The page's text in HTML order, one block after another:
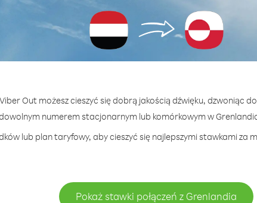
Out możesz cieszyć się dobrą jakością dźwięku, dzwoniąc
dowolnym numerem stacjonarnym lub komórkowym w
lub plan taryfowy, aby cieszyć się najlepszymi stawkami za
Pokaż stawki połączeń z Grenlandia